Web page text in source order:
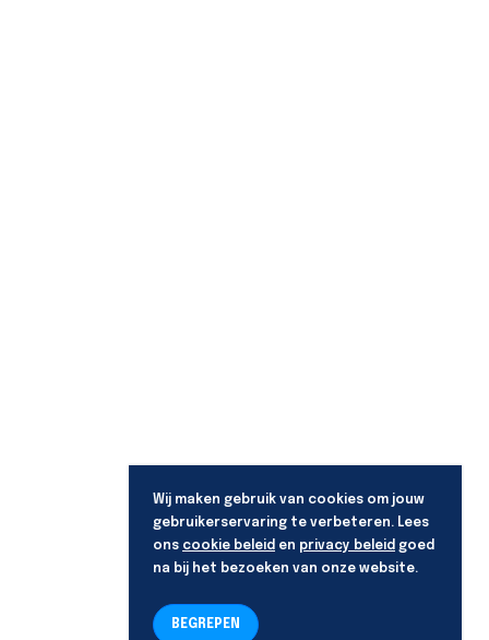
Wij maken gebruik van cookies om jouw
gebruikerservaring te verbeteren. Lees
ons cookie beleid en privacy beleid goed
na bij het bezoeken van onze website.
BEGREPEN